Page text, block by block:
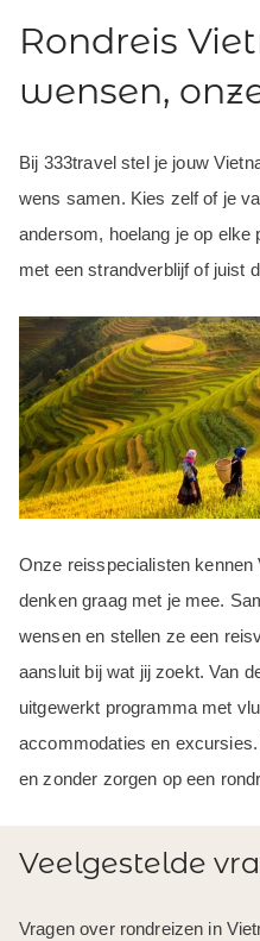
Rondreis
wensen,
Bij 333travel stel je jouw
wens samen. Kies zelf of je
andersom, hoelang je op elke
met een strandverblijf of juist
Onze reisspecialisten kennen
denken graag met je mee.
wensen en stellen ze een
aansluit bij wat jij zoekt. Van
uitgewerkt programma met
accommodaties en
en zonder zorgen op een
Veelgestelde
Vragen over rondreizen in